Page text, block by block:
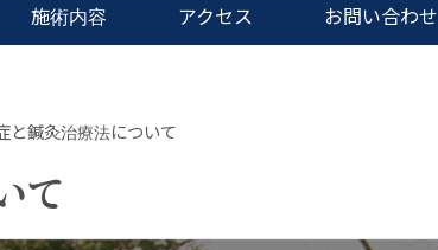
施術内容 アクセス お問い合わせ
と鍼灸治療法について
て